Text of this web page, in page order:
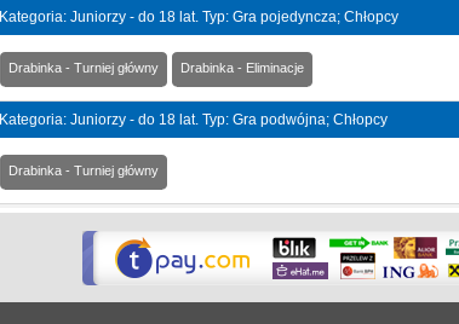
Kategoria: Juniorzy - do 18 lat. Typ: Gra pojedyncza; Chłopcy
Drabinka - Turniej główny Drabinka - Eliminacje
Kategoria: Juniorzy - do 18 lat. Typ: Gra podwójna; Chłopcy
Drabinka - Turniej główny